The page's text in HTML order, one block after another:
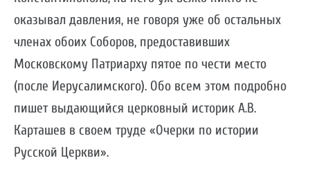
оказывал давления, не говоря уже об остальных
членах обоих Соборов, предоставивших
Московскому Патриарху пятое по чести место
(после Иерусалимского). Обо всем этом подробно
пишет выдающийся церковный историк А.В.
Карташев в своем труде «Очерки по истории
Русской Церкви».